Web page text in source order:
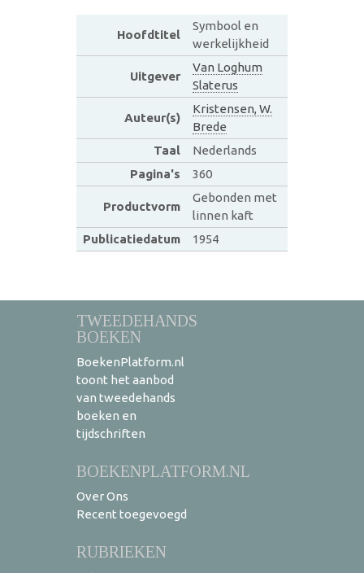
Hoofdtitel
Symbool en
werkelijkheid
Uitgever
Van Loghum
Slaterus
Auteur(s)
Kristensen, W.
Brede
Taal
Nederlands
Pagina's
360
Productvorm
Gebonden met
linnen kaft
Publicatiedatum
1954
TWEEDEHANDS
BOEKEN
BoekenPlatform.nl
toont het aanbod
van tweedehands
boeken en
tijdschriften
BOEKENPLATFORM.NL
Over Ons
Recent toegevoegd
RUBRIEKEN